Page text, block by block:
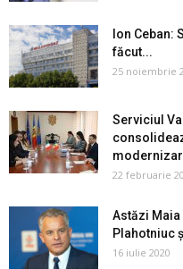
Ion Ceban:
făcut...
25 noiembrie
Serviciul
22 februarie
Astăzi Maia
Plahotniuc
16 iulie 2020